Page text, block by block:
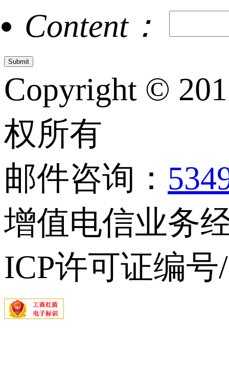
Content：
Copyright ©
权所有
邮件咨询：
增值电信业务
ICP许可证编号